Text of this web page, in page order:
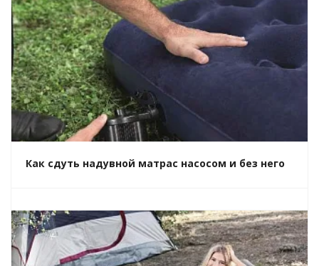
Как сдуть надувной матрас насосом и без него